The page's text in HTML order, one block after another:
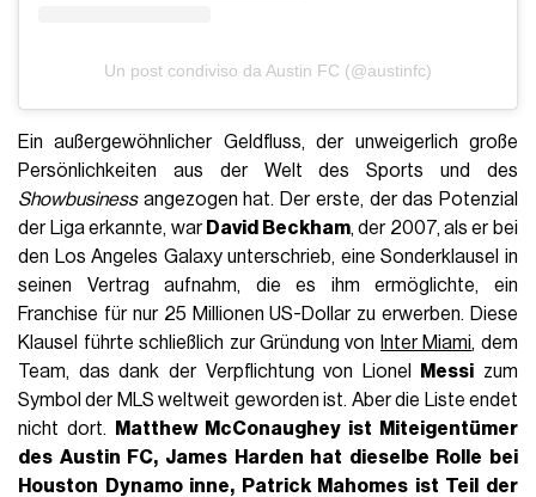
Un post condiviso da Austin FC (@austinfc)
Ein außergewöhnlicher Geldfluss, der unweigerlich große
Persönlichkeiten aus der Welt des Sports und des
Showbusinessangezogen hat. Der erste, der das Potenzial
der Liga erkannte, war David Beckham, der 2007, als er bei
den Los Angeles Galaxy unterschrieb, eine Sonderklausel in
seinen Vertrag aufnahm, die es ihm ermöglichte, ein
Franchise für nur 25 Millionen US-Dollar zu erwerben. Diese
Klausel führte schließlich zur Gründung von Inter Miami, dem
Team, das dank der Verpflichtung von Lionel
Messi zum
Symbol der MLS weltweit geworden ist. Aber die Liste endet
nicht dort.
Matthew McConaughey ist Miteigentümer
des Austin FC, James Harden hat dieselbe Rolle bei
Houston Dynamo inne, Patrick Mahomes ist Teil der